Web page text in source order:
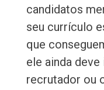
candidatos
seu currículo
que
ele ainda
recrutador ou